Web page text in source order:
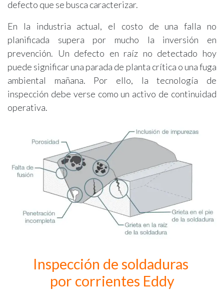
defecto que se busca caracterizar.
En la industria actual, el costo de una falla no
planificada supera por mucho la inversión en
prevención. Un defecto en raíz no detectado hoy
puede significar una parada de planta crítica o una fuga
ambiental mañana. Por ello, la tecnología de
inspección debe verse como un activo de continuidad
operativa.
Inspección de soldaduras
por corrientes Eddy